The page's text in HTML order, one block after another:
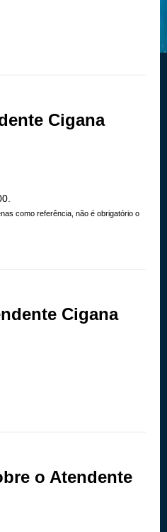
Cigana
como referência, não é obrigatório o
Cigana
o Atendente